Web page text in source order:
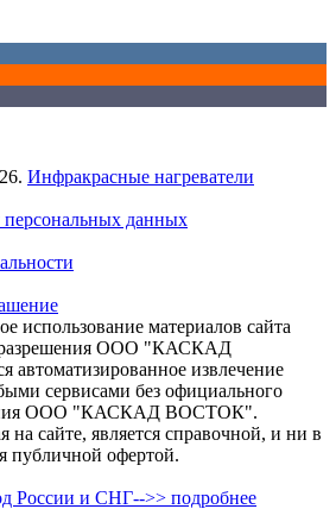
Инфракрасные нагреватели
персональных данных
использование материалов сайта
разрешения ООО "КАСКАД
извлечение
сервисами без официального
ООО "КАСКАД ВОСТОК".
на сайте, является справочной, и ни в
публичной офертой.
России и СНГ-->> подробнее